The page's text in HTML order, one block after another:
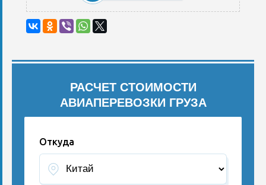
РАСЧЕТ СТОИМОСТИ
АВИАПЕРЕВОЗКИ ГРУЗА
Откуда